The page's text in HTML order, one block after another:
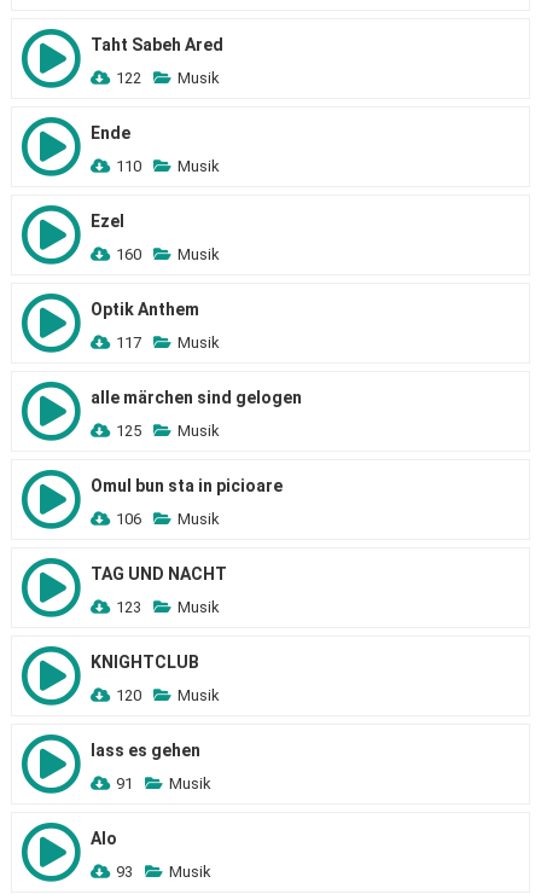
Taht Sabeh Ared
122 Musik
Ende
110 Musik
Ezel
160 Musik
Optik Anthem
117 Musik
alle märchen sind gelogen
125 Musik
Omul bun sta in picioare
106 Musik
TAG UND NACHT
123 Musik
KNIGHTCLUB
120 Musik
lass es gehen
91 Musik
Alo
93 Musik